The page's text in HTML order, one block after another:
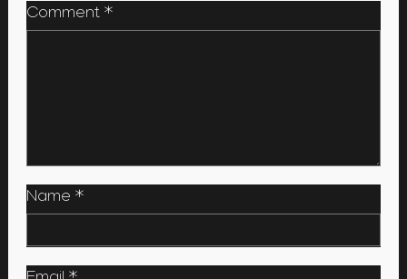
Comment *
Name *